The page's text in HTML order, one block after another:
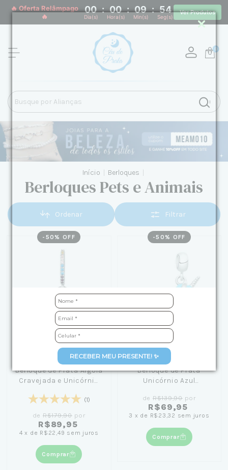
RECEBER MEU PRESENTE! ✨
🔥 Oferta Relâmpago
🔥
00 : 00 : 09 : 53
Dia(s) Hora(s) Min(s) Seg(s)
Ver Produtos
0
Início Berloques
Berloques Pets e Animais
Ordenar Filtrar
- 50 % OFF
Berloque de Prata Argola
Cravejada e Unicórnio
(1)
de R$179,90por
R$89,95
4 x de R$22,49 sem juros
Comprar
-50 % OFF
Berloque de Prata
Unicórnio Azul
de R$139,90por
R$69,95
3 x de R$23,32 sem juros
Comprar